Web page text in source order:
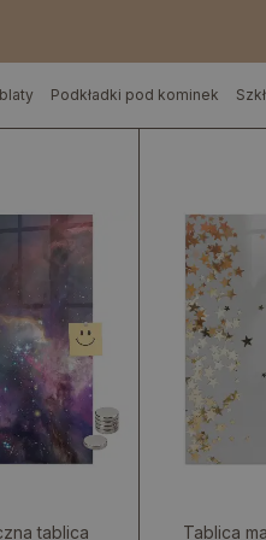
Podkładki pod kominek
tablica
Tablica